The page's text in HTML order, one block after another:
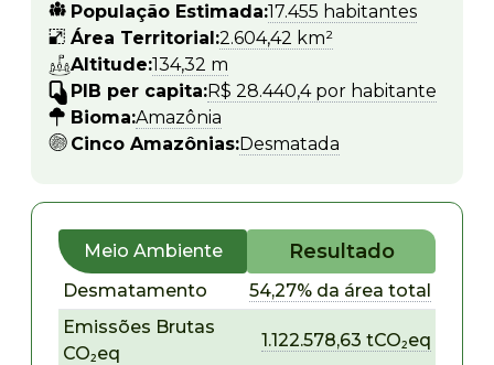
População Estimada:17.455 habitantes
Área Territorial:2.604,42 km²
Altitude:134,32 m
PIB per capita:R$ 28.440,4 por habitante
Bioma:Amazônia
Cinco Amazônias:Desmatada
Meio Ambiente Resultado
Desmatamento
54,27% da área total
Emissões Brutas
CO₂eq
1.122.578,63 tCO₂eq